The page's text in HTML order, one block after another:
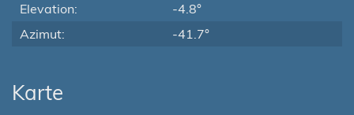
Elevation:
-4.8°
Azimut:
-41.7°
Karte